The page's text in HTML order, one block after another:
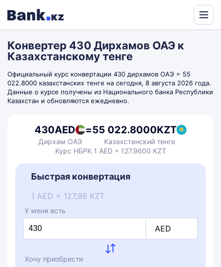
by
Translate
Конвертер 430 Дирхамов ОАЭ к
Казахстанскому тенге
Официальный курс конвертации 430 дирхамов ОАЭ = 55
022.8000 казахстанских тенге на сегодня, 8 августа 2026 года.
Данные о курсе получены из Национального банка Республики
Казахстан и обновляются ежедневно.
430AED
Дирхам ОАЭ
=55 022.8000KZT
Казахстанский тенге
Курс НБРК 1 AED = 127.9600 KZT
Быстрая конвертация
1 AED = 127,96 KZT
У меня есть
AED
Хочу приобрести